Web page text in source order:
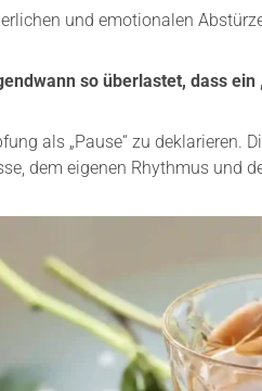
und emotionalen
so überlastet, dass
als „Pause“ zu deklarieren.
dem eigenen Rhythmus und